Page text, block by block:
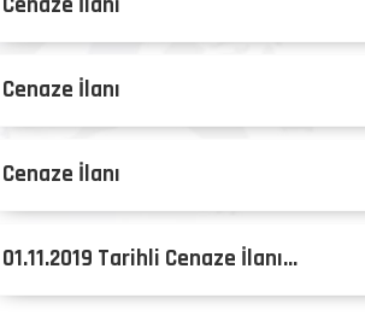
Cenaze İlanı
Cenaze İlanı
01.11.2019 Tarihli Cenaze İlanı...